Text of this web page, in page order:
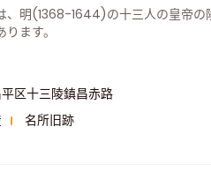
、明(1368-1644)の十三人の皇帝の
ます。
区十三陵鎮昌赤路
名所旧跡